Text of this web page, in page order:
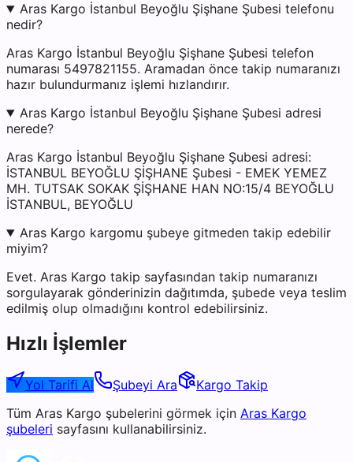
Aras Kargo İstanbul Beyoğlu Şişhane Şubesi telefonu
nedir?
Aras Kargo İstanbul Beyoğlu Şişhane Şubesi telefon
numarası 5497821155. Aramadan önce takip numaranızı
hazır bulundurmanız işlemi hızlandırır.
Aras Kargo İstanbul Beyoğlu Şişhane Şubesi adresi
nerede?
Aras Kargo İstanbul Beyoğlu Şişhane Şubesi adresi:
İSTANBUL BEYOĞLU ŞİŞHANE Şubesi - EMEK YEMEZ
MH. TUTSAK SOKAK ŞİŞHANE HAN NO:15/4 BEYOĞLU
İSTANBUL, BEYOĞLU
Aras Kargo kargomu şubeye gitmeden takip edebilir
miyim?
Evet. Aras Kargo takip sayfasından takip numaranızı
sorgulayarak gönderinizin dağıtımda, şubede veya teslim
edilmiş olup olmadığını kontrol edebilirsiniz.
Hızlı İşlemler
Yol Tarifi Al Şubeyi Ara
Kargo Takip
Tüm Aras Kargo şubelerini görmek için Aras Kargo
şubeleri sayfasını kullanabilirsiniz.